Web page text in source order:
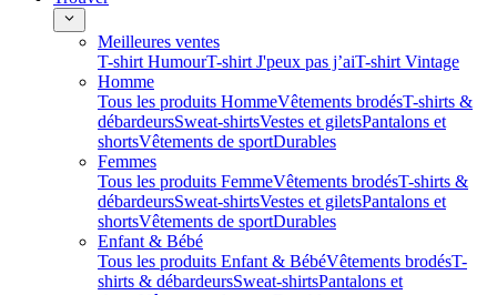
Meilleures ventes
T-shirt HumourT-shirt J'peux pas j’aiT-shirt Vintage
Homme
Tous les produits HommeVêtements brodésT-shirts &
débardeursSweat-shirtsVestes et giletsPantalons et
shortsVêtements de sportDurables
Femmes
Tous les produits FemmeVêtements brodésT-shirts &
débardeursSweat-shirtsVestes et giletsPantalons et
shortsVêtements de sportDurables
Enfant & Bébé
Tous les produits Enfant & BébéVêtements brodésT-
shirts & débardeursSweat-shirtsPantalons et